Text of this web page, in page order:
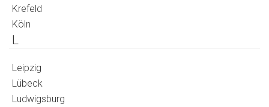
Krefeld
Köln
L
Leipzig
Lübeck
Ludwigsburg